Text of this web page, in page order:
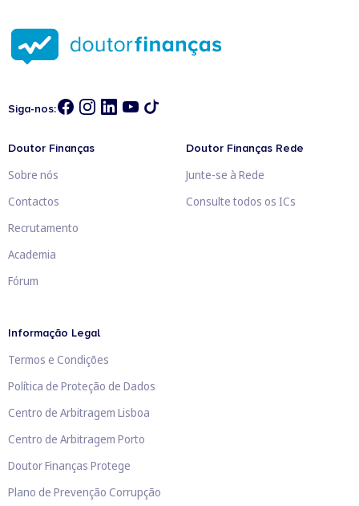
Siga-nos:
Doutor Finanças
Sobre nós
Contactos
Recrutamento
Academia
Fórum
Doutor Finanças Rede
Junte-se à Rede
Consulte todos os ICs
Informação Legal
Termos e Condições
Política de Proteção de Dados
Centro de Arbitragem Lisboa
Centro de Arbitragem Porto
Doutor Finanças Protege
Plano de Prevenção Corrupção